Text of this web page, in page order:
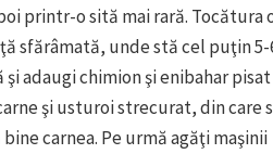
printr-o sită mai rară. Tocătura
sfărâmată, unde stă cel puţin 5-
adaugi chimion şi enibahar pisat
şi usturoi strecurat, din care
carnea. Pe urmă agăţi maşinii